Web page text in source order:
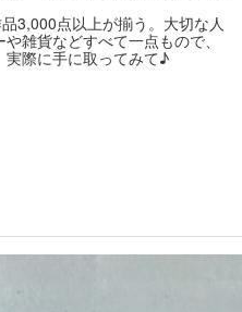
3,000点以上が揃う。大切な人
雑貨などすべて一点もので、
実際に手に取ってみて♪